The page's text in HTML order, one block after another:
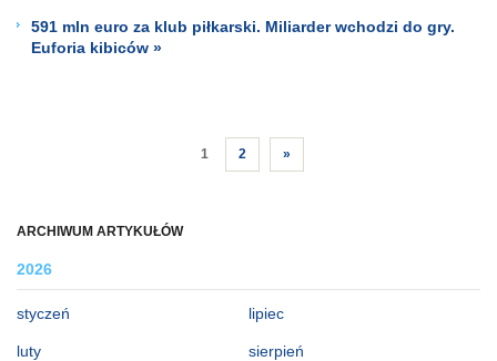
ARCHIWUM ARTYKUŁÓW
2026
styczeń
luty
lipiec
sierpień
591 mln euro za klub piłkarski. Miliarder wchodzi do gry.
Euforia kibiców »
1 2 »